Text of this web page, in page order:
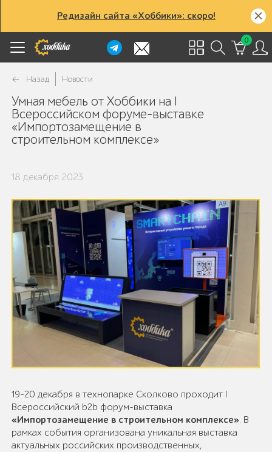
Редизайн сайта «Хоббики»: скоро!
0
Назад Новости
Умная мебель от Хоббики на I
Всероссийском форуме-выставке
«Импортозамещение в
строительном комплексе»
18 декабря 2023
19-20 декабря в технопарке Сколково проходит I
Всероссийский b2b форум-выставка
«Импортозамещение в строительном комплексе». В
рамках события организована уникальная выставка
актуальных российских производственных,